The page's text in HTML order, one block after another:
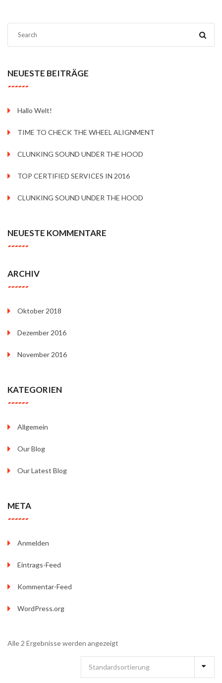
NEUESTE BEITRÄGE
Hallo Welt!
TIME TO CHECK THE WHEEL ALIGNMENT
CLUNKING SOUND UNDER THE HOOD
TOP CERTIFIED SERVICES IN 2016
CLUNKING SOUND UNDER THE HOOD
NEUESTE KOMMENTARE
ARCHIV
Oktober 2018
Dezember 2016
November 2016
KATEGORIEN
Allgemein
Our Blog
Our Latest Blog
META
Anmelden
Eintrags-Feed
Kommentar-Feed
WordPress.org
Alle 2 Ergebnisse werden angezeigt